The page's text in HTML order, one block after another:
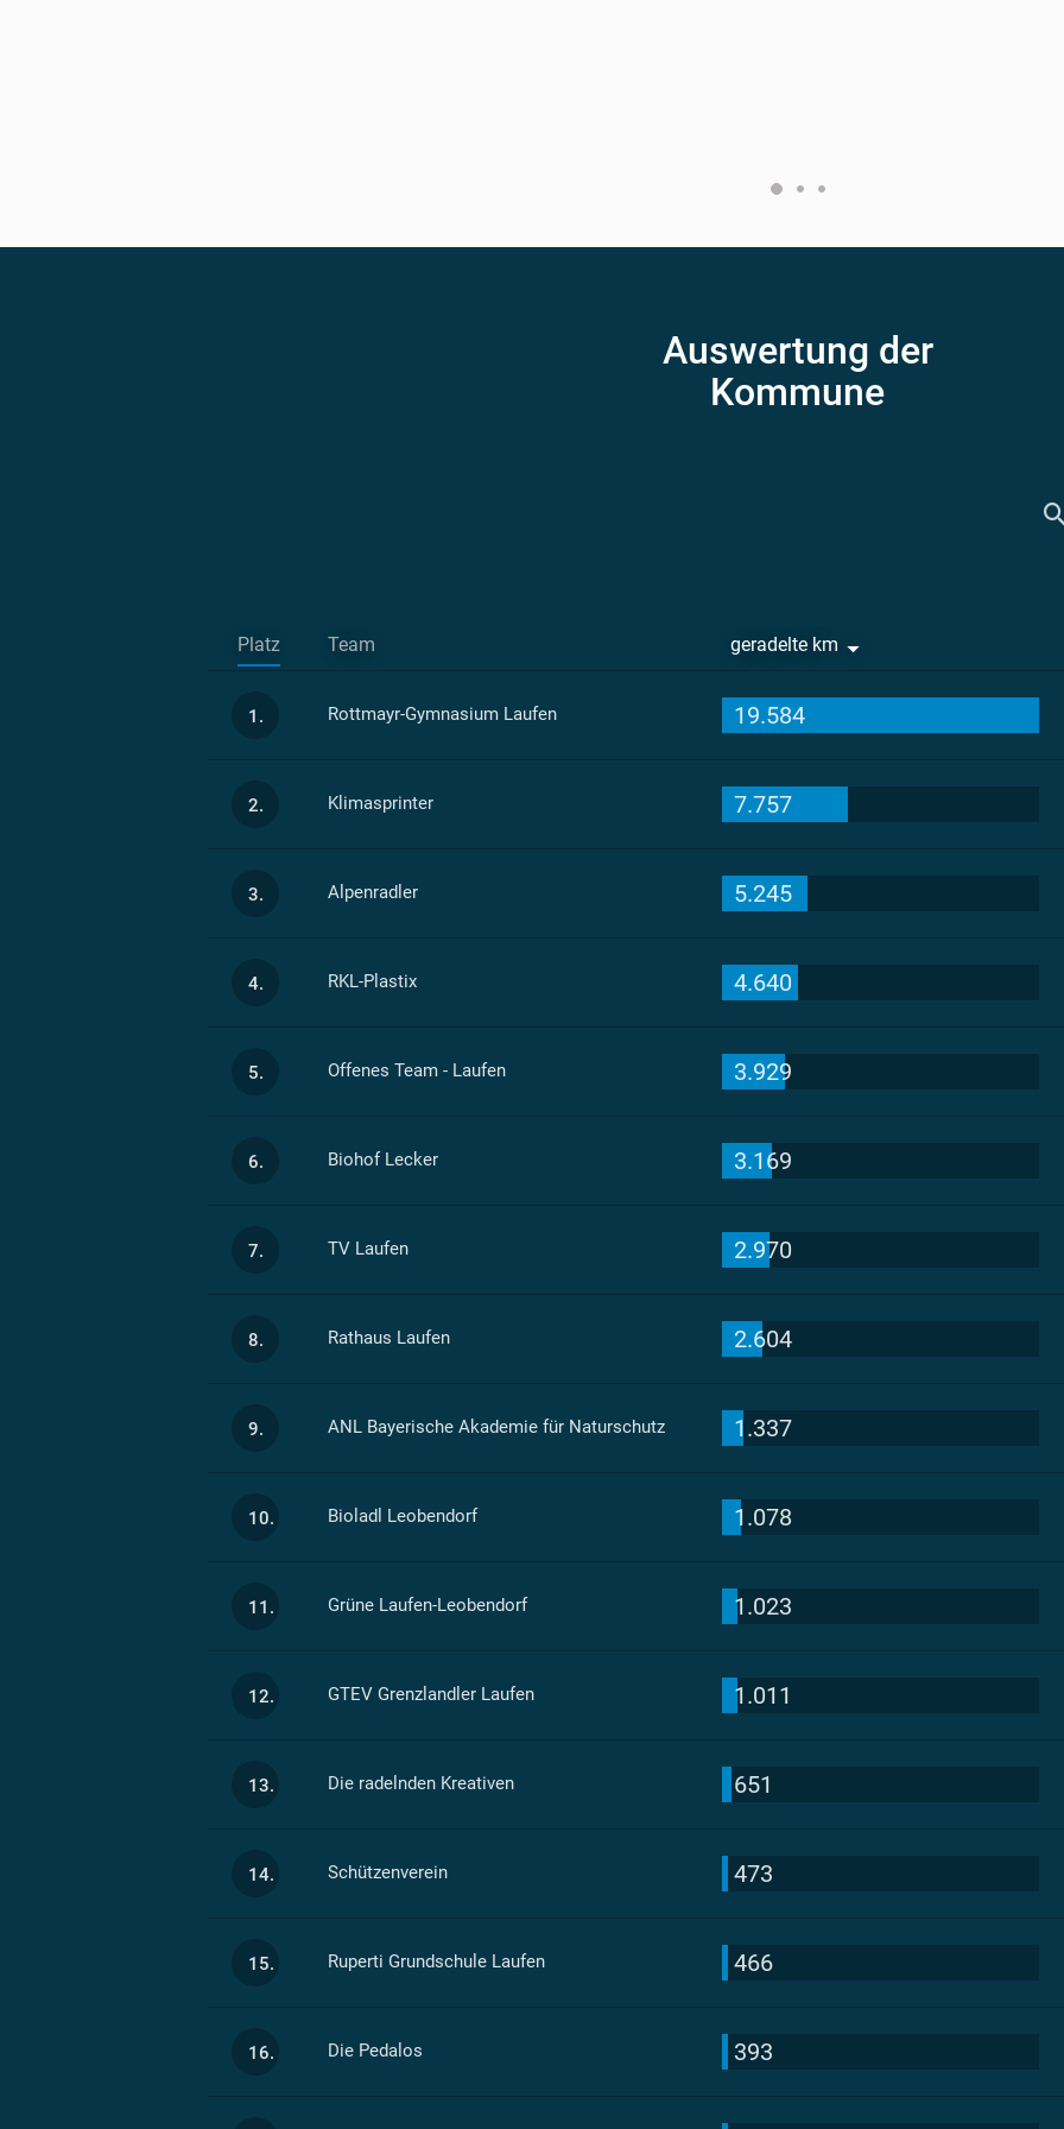
Auswertung der
Kommune
Platz Team geradelte km
1. Rottmayr-Gymnasium Laufen 19.584
2. Klimasprinter 7.757
3. Alpenradler 5.245
4. RKL-Plastix 4.640
5. Offenes Team - Laufen 3.929
6. Biohof Lecker 3.169
7. TV Laufen 2.970
8. Rathaus Laufen 2.604
9. ANL Bayerische Akademie für Naturschutz 1.337
10. Bioladl Leobendorf 1.078
11. Grüne Laufen-Leobendorf 1.023
12. GTEV Grenzlandler Laufen 1.011
13. Die radelnden Kreativen ‍ 651
14. Schützenverein 473
15. Ruperti Grundschule Laufen 466
16. Die Pedalos 393